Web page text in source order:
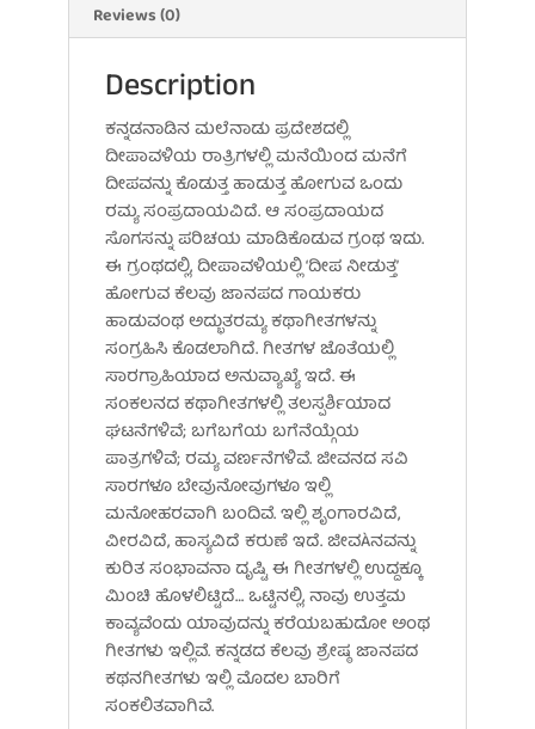
Reviews (0)
Description
ಕನ್ನಡನಾಡಿನ ಮಲೆನಾಡು ಪ್ರದೇಶದಲ್ಲಿ
ದೀಪಾವಳಿಯ ರಾತ್ರಿಗಳಲ್ಲಿ ಮನೆಯಿಂದ ಮನೆಗೆ
ದೀಪವನ್ನು ಕೊಡುತ್ತ ಹಾಡುತ್ತ ಹೋಗುವ ಒಂದು
ರಮ್ಯ ಸಂಪ್ರದಾಯವಿದೆ. ಆ ಸಂಪ್ರದಾಯದ
ಸೊಗಸನ್ನು ಪರಿಚಯ ಮಾಡಿಕೊಡುವ ಗ್ರಂಥ ಇದು.
ಈ ಗ್ರಂಥದಲ್ಲಿ, ದೀಪಾವಳಿಯಲ್ಲಿ ‘ದೀಪ ನೀಡುತ್ತ’
ಹೋಗುವ ಕೆಲವು ಜಾನಪದ ಗಾಯಕರು
ಹಾಡುವಂಥ ಅದ್ಭುತರಮ್ಯ ಕಥಾಗೀತಗಳನ್ನು
ಸಂಗ್ರಹಿಸಿ ಕೊಡಲಾಗಿದೆ. ಗೀತಗಳ ಜೊತೆಯಲ್ಲಿ
ಸಾರಗ್ರಾಹಿಯಾದ ಅನುವ್ಯಾಖ್ಯೆ ಇದೆ. ಈ
ಸಂಕಲನದ ಕಥಾಗೀತಗಳಲ್ಲಿ ತಲಸ್ಪರ್ಶಿಯಾದ
ಘಟನೆಗಳಿವೆ; ಬಗೆಬಗೆಯ ಬಗೆನೆಯ್ಗೆಯ
ಪಾತ್ರಗಳಿವೆ; ರಮ್ಯ ವರ್ಣನೆಗಳಿವೆ. ಜೀವನದ ಸವಿ
ಸಾರಗಳೂ ಬೇವುನೋವುಗಳೂ ಇಲ್ಲಿ
ಮನೋಹರವಾಗಿ ಬಂದಿವೆ. ಇಲ್ಲಿ ಶೃಂಗಾರವಿದೆ,
ವೀರವಿದೆ, ಹಾಸ್ಯವಿದೆ ಕರುಣೆ ಇದೆ. ಜೀವÀನವನ್ನು
ಕುರಿತ ಸಂಭಾವನಾ ದೃಷ್ಟಿ ಈ ಗೀತಗಳಲ್ಲಿ ಉದ್ದಕ್ಕೂ
ಮಿಂಚಿ ಹೊಳಲಿಟ್ಟಿದೆ… ಒಟ್ಟಿನಲ್ಲಿ, ನಾವು ಉತ್ತಮ
ಕಾವ್ಯವೆಂದು ಯಾವುದನ್ನು ಕರೆಯಬಹುದೋ ಅಂಥ
ಗೀತಗಳು ಇಲ್ಲಿವೆ. ಕನ್ನಡದ ಕೆಲವು ಶ್ರೇಷ್ಠ ಜಾನಪದ
ಕಥನಗೀತಗಳು ಇಲ್ಲಿ ಮೊದಲ ಬಾರಿಗೆ
ಸಂಕಲಿತವಾಗಿವೆ.